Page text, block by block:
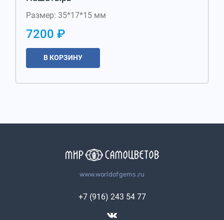
Размер: 35*17*15 мм
7200 ₽
В КОРЗИНУ
www.worldofgems.ru
+7 (916) 243 54 77